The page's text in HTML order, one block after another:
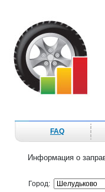
FAQ
Информация о
Город: